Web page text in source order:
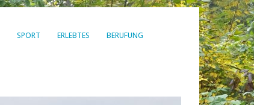
SPORT ERLEBTES BERUFUNG